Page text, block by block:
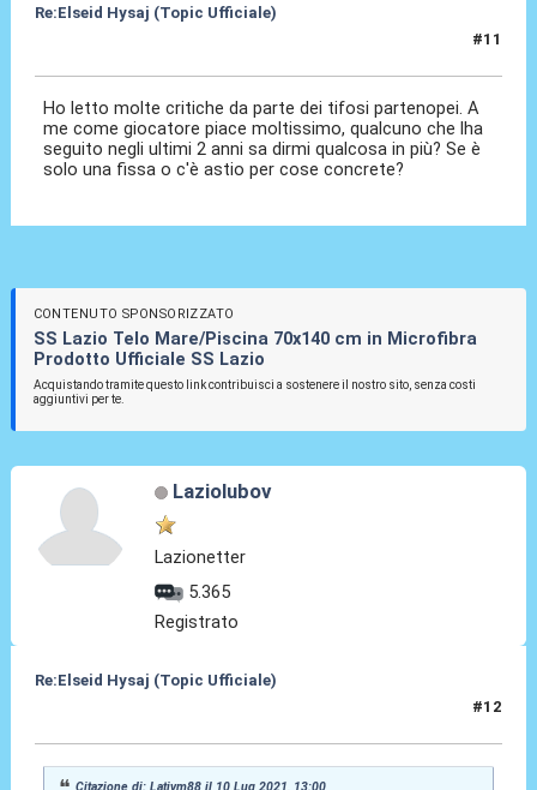
Re:Elseid Hysaj (Topic Ufficiale)
#11
Ho letto molte critiche da parte dei tifosi partenopei. A
me come giocatore piace moltissimo, qualcuno che lha
seguito negli ultimi 2 anni sa dirmi qualcosa in più? Se è
solo una fissa o c'è astio per cose concrete?
CONTENUTO SPONSORIZZATO
SS Lazio Telo Mare/Piscina 70x140 cm in Microfibra
Prodotto Ufficiale SS Lazio
Acquistando tramite questo link contribuisci a sostenere il nostro sito, senza costi
aggiuntivi per te.
Laziolubov
Lazionetter
5.365
Registrato
Re:Elseid Hysaj (Topic Ufficiale)
#12
Citazione di: Lativm88 il 10 Lug 2021, 13:00